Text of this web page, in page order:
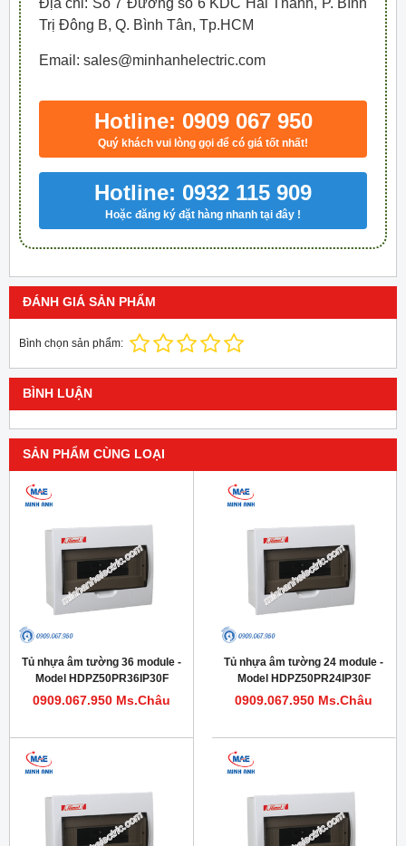
Địa chỉ: Số 7 Đường số 6 KDC Hai Thành, P. Bình
Trị Đông B, Q. Bình Tân, Tp.HCM
Email: sales@minhanhelectric.com
Hotline: 0909 067 950
Quý khách vui lòng gọi để có giá tốt nhất!
Hotline: 0932 115 909
Hoặc đăng ký đặt hàng nhanh tại đây !
ĐÁNH GIÁ SẢN PHẨM
Bình chọn sản phẩm:
BÌNH LUẬN
SẢN PHẨM CÙNG LOẠI
Tủ nhựa âm tường 36 module -
Model HDPZ50PR36IP30F
0909.067.950 Ms.Châu
Tủ nhựa âm tường 24 module -
Model HDPZ50PR24IP30F
0909.067.950 Ms.Châu